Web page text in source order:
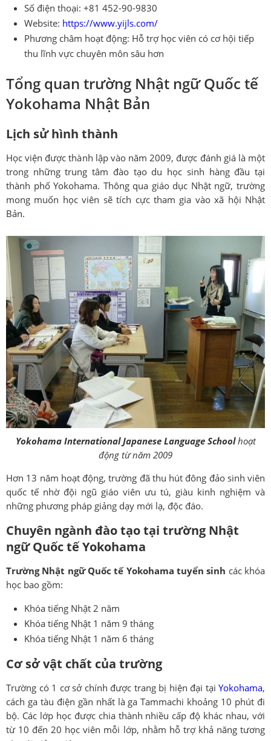
Số điện thoại: +81 452-90-9830
Website: https://www.yijls.com/
Phương châm hoạt động: Hỗ trợ học viên có cơ hội tiếp
thu lĩnh vực chuyên môn sâu hơn
Tổng quan trường Nhật ngữ Quốc tế
Yokohama Nhật Bản
Lịch sử hình thành
Học viện được thành lập vào năm 2009, được đánh giá là một
trong những trung tâm đào tạo du học sinh hàng đầu tại
thành phố Yokohama. Thông qua giáo dục Nhật ngữ, trường
mong muốn học viên sẽ tích cực tham gia vào xã hội Nhật
Bản.
Yokohama International Japanese Language Schoolhoạt
động từ năm 2009
Hơn 13 năm hoạt động, trường đã thu hút đông đảo sinh viên
quốc tế nhờ đội ngũ giáo viên ưu tú, giàu kinh nghiệm và
những phương pháp giảng dạy mới lạ, độc đáo.
Chuyên ngành đào tạo tại trường Nhật
ngữ Quốc tế Yokohama
Trường Nhật ngữ Quốc tế Yokohama tuyển sinh các khóa
học bao gồm:
Khóa tiếng Nhật 2 năm
Khóa tiếng Nhật 1 năm 9 tháng
Khóa tiếng Nhật 1 năm 6 tháng
Cơ sở vật chất của trường
Trường có 1 cơ sở chính được trang bị hiện đại tại Yokohama,
cách ga tàu điện gần nhất là ga Tammachi khoảng 10 phút đi
bộ. Các lớp học được chia thành nhiều cấp độ khác nhau, với
từ 10 đến 20 học viên mỗi lớp, nhằm hỗ trợ khả năng tương